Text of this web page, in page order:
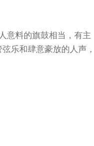
意料的旗鼓相当，有主
乐和肆意豪放的人声，